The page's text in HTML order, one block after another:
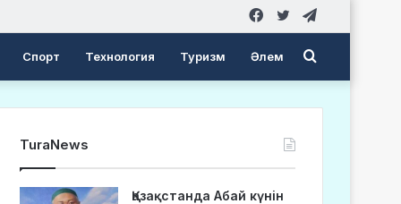
Twitter
Facebook
Спорт Технология Туризм Әлем Search
for
TuraNews
Қазақстанда Абай күнін